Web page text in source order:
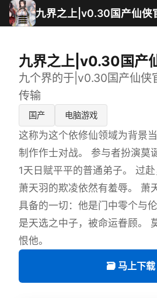
九界之上|v0.30国产仙侠
九界之上|v0.30国产
九个界的于|v0.30国产仙侠
传输
国产 电脑游戏
这称为这个依修仙领域为背景
制作作士对战。 参与者扮演
1天日赋平平的普通弟子。 过
萧天羽的欺凌依然有羞辱。 萧
具备的一切：他是门中零个与
是天选之中子，被命运眷顾。
恨他。
🗃️ 马上下载